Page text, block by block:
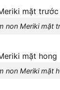
non Meriki mặt
non Meriki mặt